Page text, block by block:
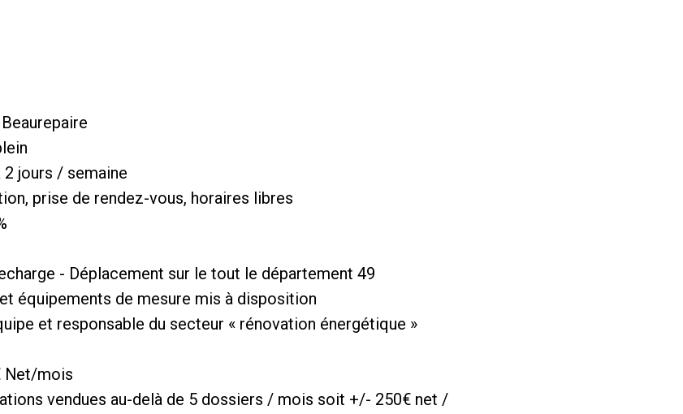
jours / semaine
prise de rendez-vous, horaires libres
- Déplacement sur le tout le département 49
équipements de mesure mis à disposition
et responsable du secteur « rénovation énergétique »
Net/mois
vendues au-delà de 5 dossiers / mois soit +/- 250€ net /